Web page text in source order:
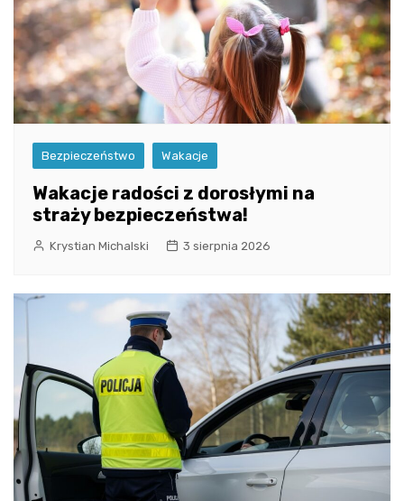
Bezpieczeństwo Wakacje
Wakacje radości z dorosłymi na
straży bezpieczeństwa!
Krystian Michalski 3 sierpnia 2026